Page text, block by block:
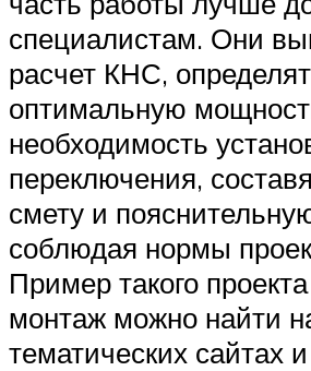
специалистам. Они
расчет КНС, определят
оптимальную
необходимость
переключения,
смету и
соблюдая нормы
Пример такого
монтаж можно найти
тематических сайтах